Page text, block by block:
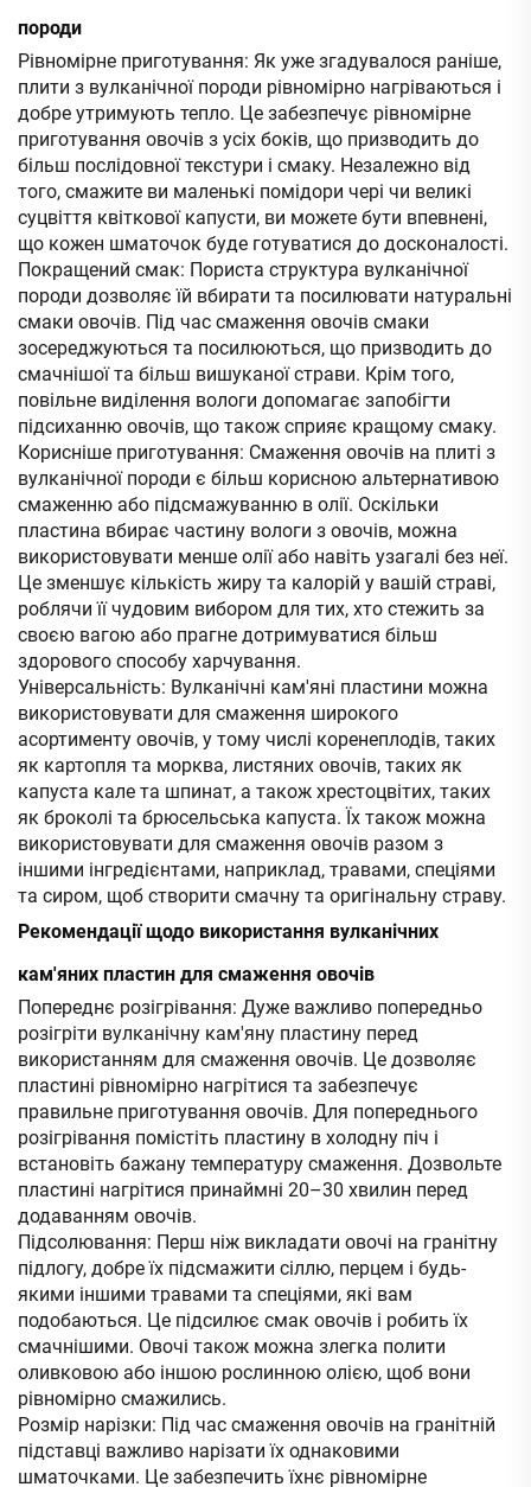
породи
Рівномірне приготування: Як уже згадувалося раніше,
плити з вулканічної породи рівномірно нагріваються і
добре утримують тепло. Це забезпечує рівномірне
приготування овочів з усіх боків, що призводить до
більш послідовної текстури і смаку. Незалежно від
того, смажите ви маленькі помідори чері чи великі
суцвіття квіткової капусти, ви можете бути впевнені,
що кожен шматочок буде готуватися до досконалості.
Покращений смак: Пориста структура вулканічної
породи дозволяє їй вбирати та посилювати натуральні
смаки овочів. Під час смаження овочів смаки
зосереджуються та посилюються, що призводить до
смачнішої та більш вишуканої страви. Крім того,
повільне виділення вологи допомагає запобігти
підсиханню овочів, що також сприяє кращому смаку.
Корисніше приготування: Смаження овочів на плиті з
вулканічної породи є більш корисною альтернативою
смаженню або підсмажуванню в олії. Оскільки
пластина вбирає частину вологи з овочів, можна
використовувати менше олії або навіть узагалі без неї.
Це зменшує кількість жиру та калорій у вашій страві,
роблячи її чудовим вибором для тих, хто стежить за
своєю вагою або прагне дотримуватися більш
здорового способу харчування.
Універсальність: Вулканічні кам'яні пластини можна
використовувати для смаження широкого
асортименту овочів, у тому числі коренеплодів, таких
як картопля та морква, листяних овочів, таких як
капуста кале та шпинат, а також хрестоцвітих, таких
як броколі та брюсельська капуста. Їх також можна
використовувати для смаження овочів разом з
іншими інгредієнтами, наприклад, травами, спеціями
та сиром, щоб створити смачну та оригінальну страву.
Рекомендації щодо використання вулканічних
кам'яних пластин для смаження овочів
Попереднє розігрівання: Дуже важливо попередньо
розігріти вулканічну кам'яну пластину перед
використанням для смаження овочів. Це дозволяє
пластині рівномірно нагрітися та забезпечує
правильне приготування овочів. Для попереднього
розігрівання помістіть пластину в холодну піч і
встановіть бажану температуру смаження. Дозвольте
пластині нагрітися принаймні 20–30 хвилин перед
додаванням овочів.
Підсолювання: Перш ніж викладати овочі на гранітну
підлогу, добре їх підсмажити сіллю, перцем і будь-
якими іншими травами та спеціями, які вам
подобаються. Це підсилює смак овочів і робить їх
смачнішими. Овочі також можна злегка полити
оливковою або іншою рослинною олією, щоб вони
рівномірно смажились.
Розмір нарізки: Під час смаження овочів на гранітній
підставці важливо нарізати їх однаковими
шматочками. Це забезпечить їхнє рівномірне